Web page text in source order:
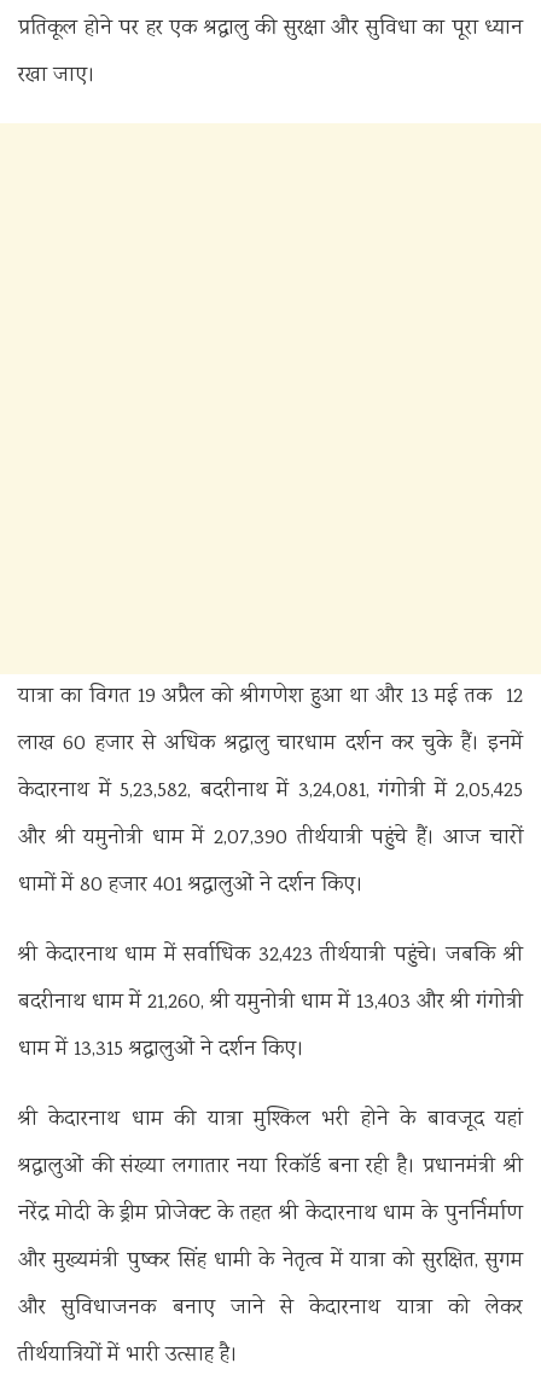
प्रतिकूल होने पर हर एक श्रद्धालु की सुरक्षा और सुविधा का पूरा ध्यान
रखा जाए।
यात्रा का विगत 19 अप्रैल को श्रीगणेश हुआ था और 13 मई तक 12
लाख 60 हजार से अधिक श्रद्धालु चारधाम दर्शन कर चुके हैं। इनमें
केदारनाथ में 5,23,582, बदरीनाथ में 3,24,081, गंगोत्री में 2,05,425
और श्री यमुनोत्री धाम में 2,07,390 तीर्थयात्री पहुंचे हैं। आज चारों
धामों में 80 हजार 401 श्रद्धालुओं ने दर्शन किए।
श्री केदारनाथ धाम में सर्वाधिक 32,423 तीर्थयात्री पहुंचे। जबकि श्री
बदरीनाथ धाम में 21,260, श्री यमुनोत्री धाम में 13,403 और श्री गंगोत्री
धाम में 13,315 श्रद्धालुओं ने दर्शन किए।
श्री केदारनाथ धाम की यात्रा मुश्किल भरी होने के बावजूद यहां
श्रद्धालुओं की संख्या लगातार नया रिकॉर्ड बना रही है। प्रधानमंत्री श्री
नरेंद्र मोदी के ड्रीम प्रोजेक्ट के तहत श्री केदारनाथ धाम के पुनर्निर्माण
और मुख्यमंत्री पुष्कर सिंह धामी के नेतृत्व में यात्रा को सुरक्षित, सुगम
और सुविधाजनक बनाए जाने से केदारनाथ यात्रा को लेकर
तीर्थयात्रियों में भारी उत्साह है।